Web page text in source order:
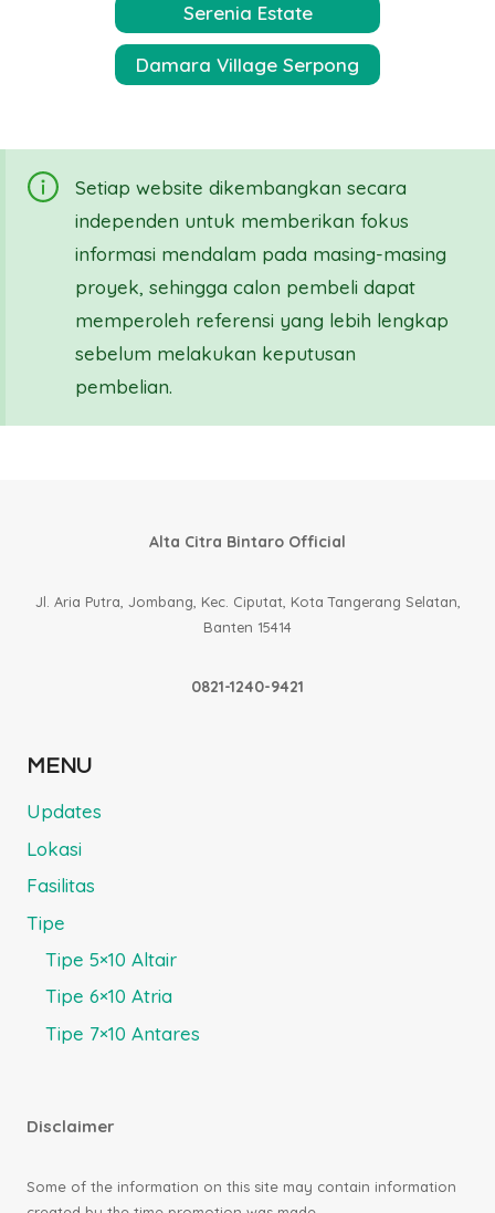
Serenia Estate
Damara Village Serpong
Setiap website dikembangkan secara
independen untuk memberikan fokus
informasi mendalam pada masing-masing
proyek, sehingga calon pembeli dapat
memperoleh referensi yang lebih lengkap
sebelum melakukan keputusan
pembelian.
Alta Citra Bintaro Official
Jl. Aria Putra, Jombang, Kec. Ciputat, Kota Tangerang Selatan,
Banten 15414
0821-1240-9421
MENU
Updates
Lokasi
Fasilitas
Tipe
Tipe 5×10 Altair
Tipe 6×10 Atria
Tipe 7×10 Antares
Disclaimer
Some of the information on this site may contain information